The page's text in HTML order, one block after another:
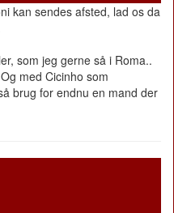
kan sendes afsted, lad os da
som jeg gerne så i Roma..
med Cicinho som
brug for endnu en mand der